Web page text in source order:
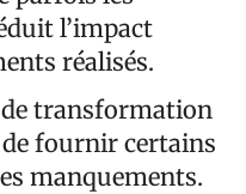
l’impact
réalisés.
transformation
fournir certains
manquements.